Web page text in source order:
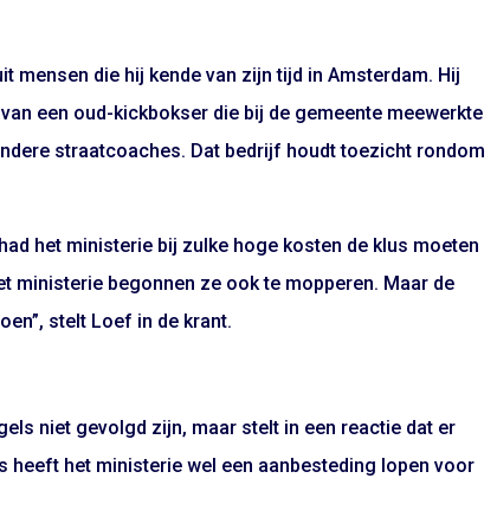
mensen die hij kende van zijn tijd in Amsterdam. Hij
een oud-kickbokser die bij de gemeente meewerkte
straatcoaches. Dat bedrijf houdt toezicht rondom
het ministerie bij zulke hoge kosten de klus moeten
ministerie begonnen ze ook te mopperen. Maar de
stelt Loef in de krant.
niet gevolgd zijn, maar stelt in een reactie dat er
heeft het ministerie wel een aanbesteding lopen voor